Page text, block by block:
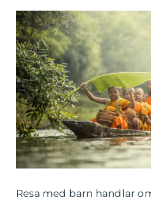
Resa med barn handlar